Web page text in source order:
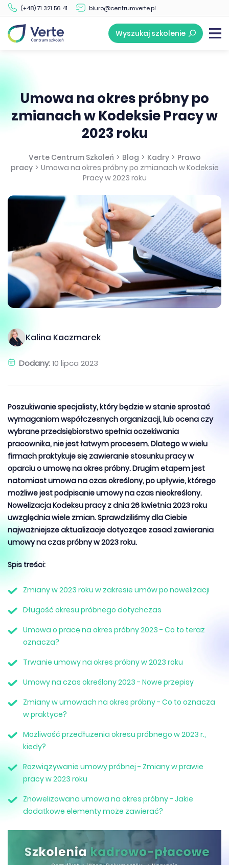
(+48) 71 321 56 41 biuro@centrumverte.pl
Wyszukaj szkolenie
Umowa na okres próbny po
zmianach w Kodeksie Pracy w
2023 roku
Verte Centrum Szkoleń > Blog > Kadry > Prawo
pracy > Umowa na okres próbny po zmianach w Kodeksie
Pracy w 2023 roku
Kalina Kaczmarek
Dodany:10 lipca 2023
Poszukiwanie specjalisty, który będzie w stanie sprostać
wymaganiom współczesnych organizacji, lub ocena czy
wybrane przedsiębiorstwo spełnia oczekiwania
pracownika, nie jest łatwym procesem. Dlatego w wielu
firmach praktykuje się zawieranie stosunku pracy w
oparciu o umowę na okres próbny. Drugim etapem jest
natomiast umowa na czas określony, po upływie, którego
możliwe jest podpisanie umowy na czas nieokreślony.
Nowelizacja Kodeksu pracy z dnia 26 kwietnia 2023 roku
uwzględnia wiele zmian. Sprawdziliśmy dla Ciebie
najważniejsze aktualizacje dotyczące zasad zawierania
umowy na czas próbny w 2023 roku.
Spis treści:
Zmiany w 2023 roku w zakresie umów po nowelizacji
Długość okresu próbnego dotychczas
Umowa o pracę na okres próbny 2023 - Co to teraz
oznacza?
Trwanie umowy na okres próbny w 2023 roku
Umowy na czas określony 2023 - Nowe przepisy
Zmiany w umowach na okres próbny - Co to oznacza
w praktyce?
Możliwość przedłużenia okresu próbnego w 2023 r.,
kiedy?
Rozwiązywanie umowy próbnej - Zmiany w prawie
pracy w 2023 roku
Znowelizowana umowa na okres próbny - Jakie
dodatkowe elementy może zawierać?